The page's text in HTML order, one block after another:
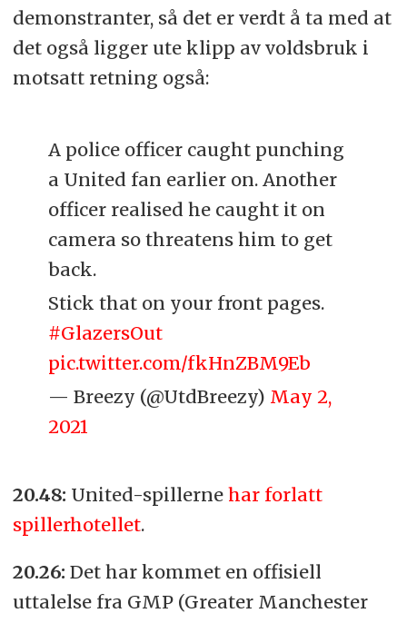
demonstranter, så det er verdt å ta med at
det også ligger ute klipp av voldsbruk i
motsatt retning også:
A police officer caught punching
a United fan earlier on. Another
officer realised he caught it on
camera so threatens him to get
back.
Stick that on your front pages.
#GlazersOut
pic.twitter.com/fkHnZBM9Eb
— Breezy (@UtdBreezy) May 2,
2021
20.48: United-spillerne har forlatt
spillerhotellet.
20.26: Det har kommet en offisiell
uttalelse fra GMP (Greater Manchester